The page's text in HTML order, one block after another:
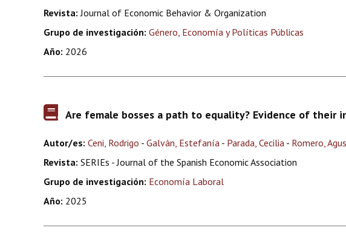
Revista: Journal of Economic Behavior & Organization
Grupo de investigación: Género, Economía y Políticas Públicas
Año: 2026
Are female bosses a path to equality? Evidence of their
Autor/es: Ceni, Rodrigo - Galván, Estefanía - Parada, Cecilia - Romero,
Revista: SERIEs - Journal of the Spanish Economic Association
Grupo de investigación: Economía Laboral
Año: 2025